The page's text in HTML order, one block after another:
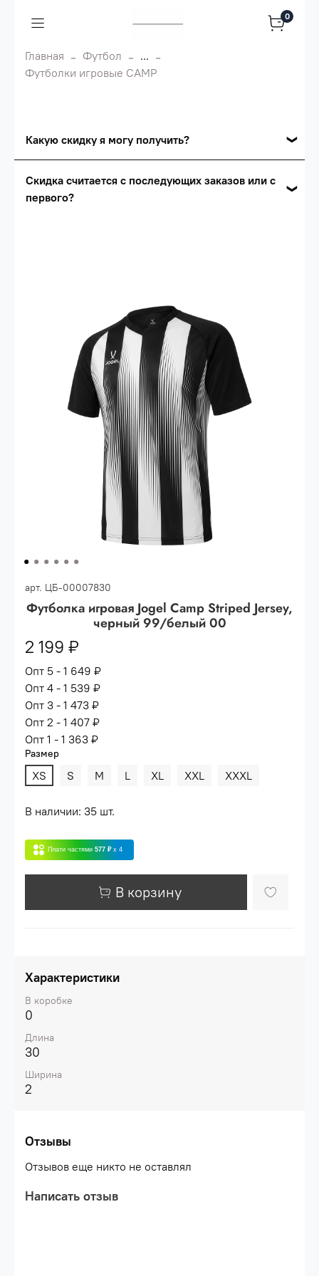
0
Главная Футбол
...
Футболки игровые CAMP
Какую скидку я могу получить?
Сумма скидки зависит от стоимости вашего
сумма всех заказов за 6 месяцев -
30.000 рублей.
(33%)
- сумма всех заказов за 6 месяцев
80.000 рублей
(36%)- сумма всех заказов за 6 месяцев
200.000 рублей.
сумма всех заказов за 6 месяцев -
400.000 рублей.
Скидка считается с последующих заказов или с
первого?
арт. ЦБ-00007830
Футболка игровая Jogel Camp Striped Jersey,
черный 99/белый 00
2 199 ₽
Опт 5 - 1 649 ₽
Опт 4 - 1 539 ₽
Опт 3 - 1 473 ₽
Опт 2 - 1 407 ₽
Опт 1 - 1 363 ₽
Размер
XS S M L XL XXL XXXL
В наличии: 35 шт.
Плати частями 577 ₽ x 4
В корзину
Характеристики
В коробке
0
Длина
30
Ширина
2
Отзывы
Отзывов еще никто не оставлял
Написать отзыв